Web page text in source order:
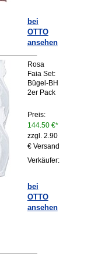
bei
OTTO
ansehen
Rosa
Faia Set:
Bügel-BH
2er Pack
Preis:
144.50 €*
zzgl. 2.90
€ Versand
Verkäufer:
bei
OTTO
ansehen